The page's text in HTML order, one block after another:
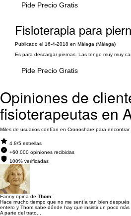
Pide Precio Gratis
Fisioterapia para
Publicado el 16-4-2018 en Málaga (Málaga)
Es para descargar piernas. Las tengo muy muy
Pide Precio Gratis
Opiniones de
fisioterapeutas en
Miles de usuarios confían en Cronoshare para
4.8/5 estrellas
+60.000 opiniones recibidas
100% verificadas
Fanny opina de Thom:
Hace mucho tiempo que no me sentía tan bien
entero y Thom sabe dónde hay que insistir un poco
A parte del trato...